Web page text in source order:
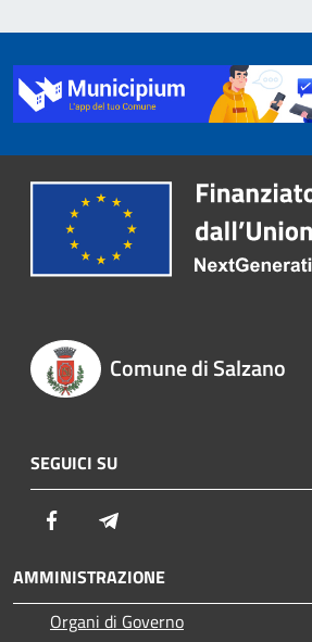
Comune di Salzano
SEGUICI SU
Facebook
AMMINISTRAZIONE
Organi di Governo